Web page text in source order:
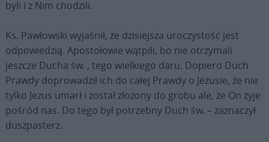
byli i z Nim chodzili.
Ks. Pawłowski wyjaśnił, że dzisiejsza uroczystość jest
odpowiedzią. Apostołowie wątpili, bo nie otrzymali
jeszcze Ducha św. , tego wielkiego daru. Dopiero Duch
Prawdy doprowadził ich do całej Prawdy o Jezusie, że nie
tylko Jezus umarł i został złożony do grobu ale, że On żyje
pośród nas. Do tego był potrzebny Duch św. – zaznaczył
duszpasterz.